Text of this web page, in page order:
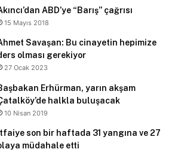
ABD’ye “Barış” çağrısı
15 Mayıs 2018
Savaşan: Bu cinayetin hepimize
olması gerekiyor
27 Ocak 2023
Erhürman, yarın akşam
halkla buluşacak
10 Nisan 2019
son bir haftada 31 yangına ve 27
müdahale etti